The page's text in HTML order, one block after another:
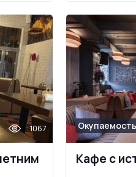
1067
Кафе с